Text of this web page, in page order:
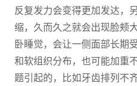
反复发力会变得更加发达，
缩，久而久之就会出现脸颊
卧睡觉，会让一侧面部长期
和软组织分布，也可能加重
题引起的，比如牙齿排列不